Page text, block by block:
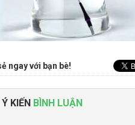
ngay với bạn bè!
Ý KIẾN BÌNH LUẬN